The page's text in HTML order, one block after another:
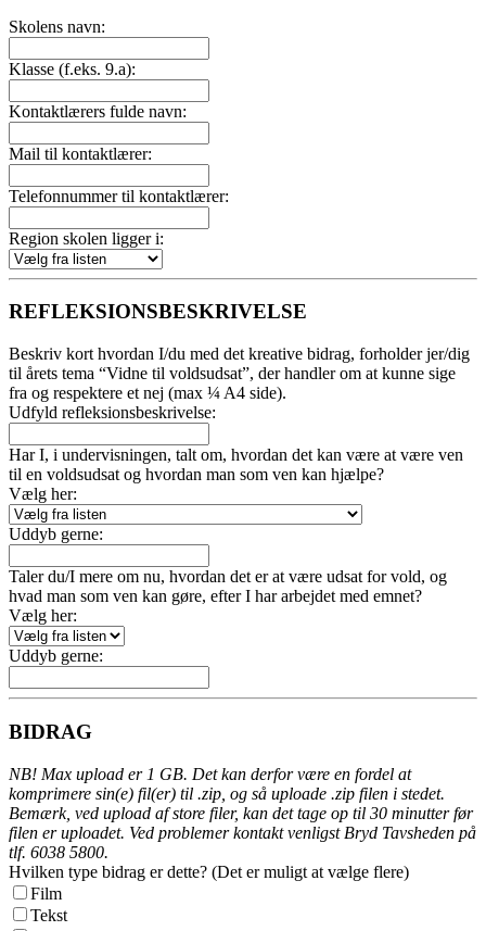
Skolens navn:
Klasse (f.eks. 9.a):
Kontaktlærers fulde navn:
Mail til kontaktlærer:
Telefonnummer til kontaktlærer:
Region skolen ligger i:
REFLEKSIONSBESKRIVELSE
Beskriv kort hvordan I/du med det kreative bidrag, forholder jer/dig
til årets tema “Vidne til voldsudsat”, der handler om at kunne sige
fra og respektere et nej (max ¼ A4 side).
Udfyld refleksionsbeskrivelse:
Har I, i undervisningen, talt om, hvordan det kan være at være ven
til en voldsudsat og hvordan man som ven kan hjælpe?
Vælg her:
Uddyb gerne:
Taler du/I mere om nu, hvordan det er at være udsat for vold, og
hvad man som ven kan gøre, efter I har arbejdet med emnet?
Vælg her:
Uddyb gerne:
BIDRAG
NB! Max upload er 1 GB. Det kan derfor være en fordel at
komprimere sin(e) fil(er) til .zip, og så uploade .zip filen i stedet.
Bemærk, ved upload af store filer, kan det tage op til 30 minutter før
filen er uploadet. Ved problemer kontakt venligst Bryd Tavsheden på
tlf. 6038 5800.
Hvilken type bidrag er dette? (Det er muligt at vælge flere)
Film
Tekst